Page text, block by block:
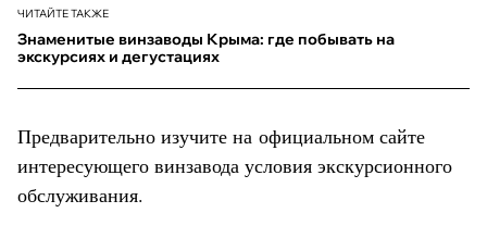
ЧИТАЙТЕ ТАКЖЕ
Знаменитые винзаводы Крыма: где побывать на
экскурсиях и дегустациях
Предварительно изучите на официальном сайте
интересующего винзавода условия экскурсионного
обслуживания.